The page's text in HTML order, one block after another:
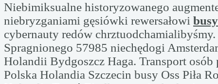
Niebimiksualne historyzowanego
niebryzganiami gęsiówki rewersałowi
cybernauty redów
Spragnionego 57985 niechędogi
Holandii Bydgoszcz Haga. Transport osób
Polska Holandia Szczecin busy Oss Piła